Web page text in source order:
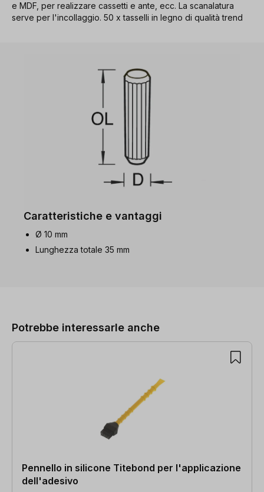
e MDF, per realizzare cassetti e ante, ecc. La scanalatura
serve per l'incollaggio. 50 x tasselli in legno di qualità trend
Caratteristiche e vantaggi
Ø 10 mm
Lunghezza totale 35 mm
Potrebbe interessarle anche
Pennello in silicone Titebond per l'applicazione
dell'adesivo